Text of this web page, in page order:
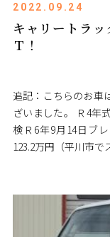
2022.09.24
キャリートラ
Ｔ！
追記：こちらのお車
ざいました。 Ｒ4年
検Ｒ6年9月14日ブ
123.2万円（平川市